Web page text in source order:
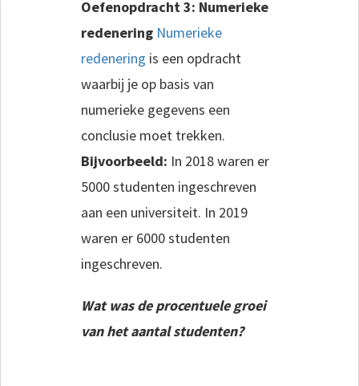
Oefenopdracht 3: Numerieke
redenering Numerieke
redenering is een opdracht
waarbij je op basis van
numerieke gegevens een
conclusie moet trekken.
Bijvoorbeeld: In 2018 waren er
5000 studenten ingeschreven
aan een universiteit. In 2019
waren er 6000 studenten
ingeschreven.
Wat was de procentuele groei
van het aantal studenten?